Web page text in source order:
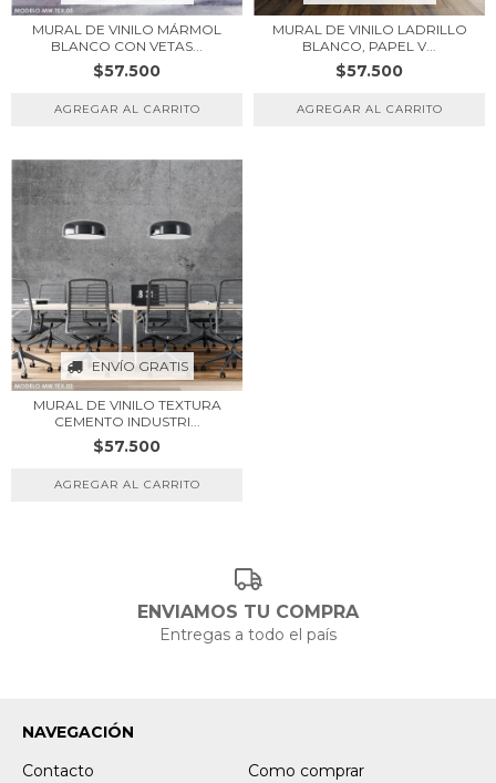
MURAL DE VINILO MÁRMOL
BLANCO CON VETAS...
$57.500
MURAL DE VINILO LADRILLO
BLANCO, PAPEL V...
$57.500
ENVÍO GRATIS
MURAL DE VINILO TEXTURA
CEMENTO INDUSTRI...
$57.500
ENVIAMOS TU COMPRA
Entregas a todo el país
NAVEGACIÓN
Contacto
Como comprar